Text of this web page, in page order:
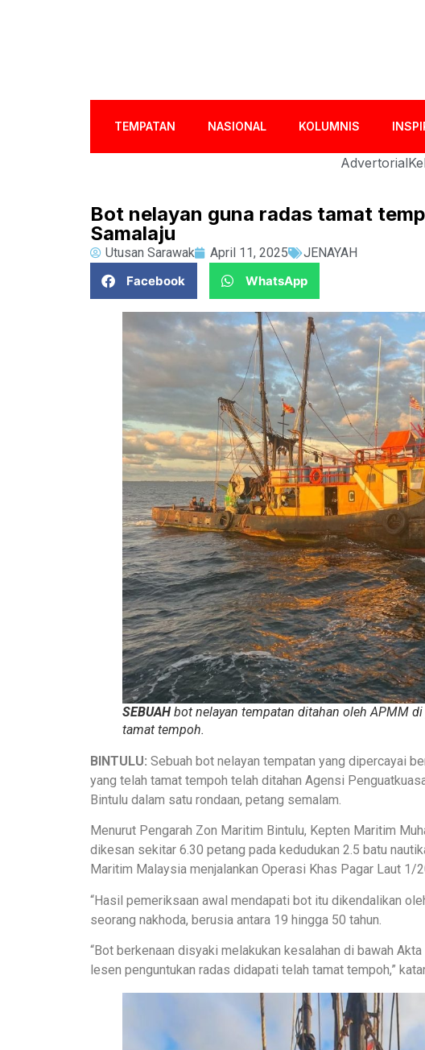
TEMPATAN NASIONAL KOLUMNIS
Advertorial
Bot nelayan guna radas tamat
Samalaju
Utusan Sarawak April 11, 2025
JENAYAH
Facebook
WhatsApp
SEBUAH bot nelayan tempatan ditahan oleh APMM
tamat tempoh.
BINTULU: Sebuah bot nelayan tempatan yang dipercayai
yang telah tamat tempoh telah ditahan Agensi
Bintulu dalam satu rondaan, petang semalam.
Menurut Pengarah Zon Maritim Bintulu, Kepten Maritim
dikesan sekitar 6.30 petang pada kedudukan 2.5 batu
Maritim Malaysia menjalankan Operasi Khas Pagar Laut
“Hasil pemeriksaan awal mendapati bot itu dikendalikan
seorang nakhoda, berusia antara 19 hingga 50 tahun.
“Bot berkenaan disyaki melakukan kesalahan di bawah
lesen penguntukan radas didapati telah tamat tempoh,”